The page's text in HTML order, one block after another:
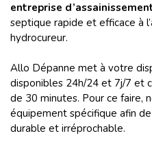
entreprise
septique rapide et efficace à
hydrocureur.
Allo Dépanne met à votre
disponibles 24h/24 et 7j/7 et
de 30 minutes. Pour ce faire,
équipement spécifique afin
durable et irréprochable.